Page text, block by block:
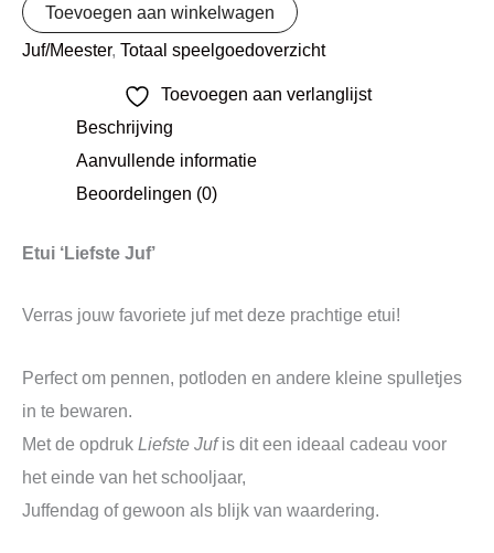
Toevoegen aan winkelwagen
Juf/Meester, Totaal speelgoedoverzicht
Toevoegen aan verlanglijst
Beschrijving
Aanvullende informatie
Beoordelingen (0)
Etui ‘Liefste Juf’
Verras jouw favoriete juf met deze prachtige etui!
Perfect om pennen, potloden en andere kleine spulletjes
in te bewaren.
Met de opdruk Liefste Jufis dit een ideaal cadeau voor
het einde van het schooljaar,
Juffendag of gewoon als blijk van waardering.